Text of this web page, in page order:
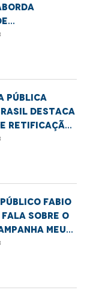
de
pública
destaca
retificação
Fabio
sobre o
Meu
em